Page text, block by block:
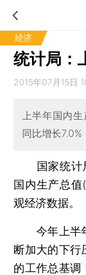
经济
统计局：
2015年07月15日
上半年国内
同比增长7.0%
国家统计局
国内生产总
观经济数据。
今年上半年
断加大的下行
的工作总基调